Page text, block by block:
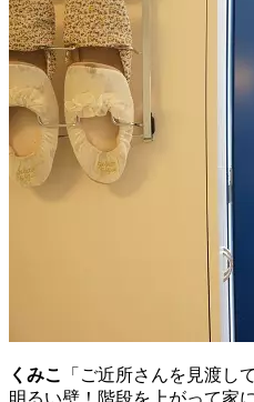
くみこ
「ご近所さんを見渡し